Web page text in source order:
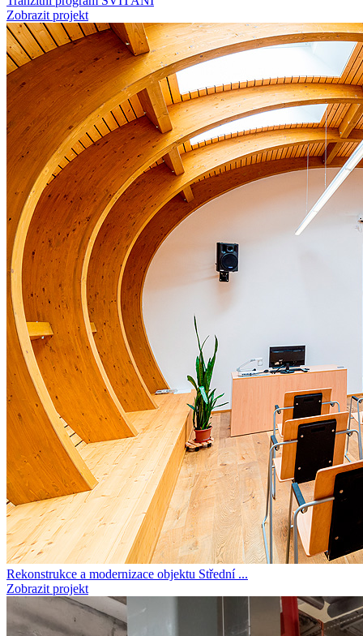
Zobrazit projekt
Rekonstrukce a modernizace objektu Střední ...
Zobrazit projekt